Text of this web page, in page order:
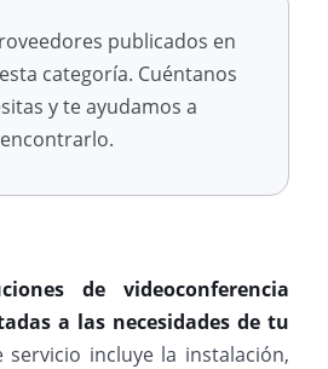
publicados en
categoría. Cuéntanos
y te ayudamos a
encontrarlo.
de videoconferencia
a las necesidades de tu
servicio incluye la instalación,